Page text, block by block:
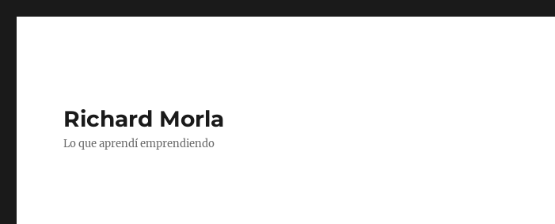
Richard Morla
Lo que aprendí emprendiendo